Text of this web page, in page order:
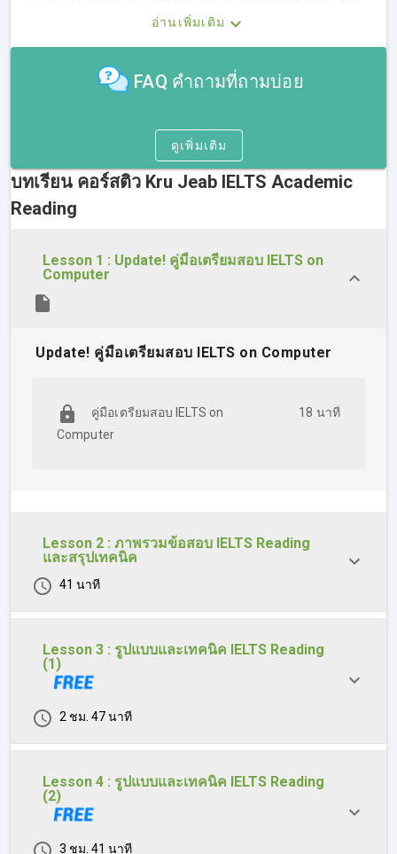
ถึงประเภทคำถาม และโจทย์ในแต่ละ Section ของข้อสอบ
หากพูดถึง IELTS Reading ถือเป็นพาร์ทที่คนสอบตกจำนวนไม่
Reading จะมี Passage ยาวๆ มาให้อ่าน ซึ่งมาพร้อมกับคำ
ศัพท์วิชาการ ทำให้ต้องใช้เวลาในการอ่านค่อนข้างนาน การ
จับใจความเป็นไปด้วยความยากลำบากสำหรับคนไทยหลายๆ
คน จึงมักจะสอบ IELTS Reading ได้คะแนนน้อยหรือต่ำกว่า
เป้าที่ต้องการ
ทั้งนี้สำหรับคนที่ประสบปัญหาการสอบ IELTS Reading ส่วน
และหาคำตอบได้อย่างแม่นยำ
ใครที่มีปัญหาได้คะแนน Reading น้อย หรือทำข้อสอบไม่ทัน
คอร์ส IELTS Reading คอร์สนี้เหมาะกับผู้ที่กำลังเตรียมสอบ
IELTS Reading ทุกคน แม้ว่าผู้เรียนจะรู้คำศัพท์วิชาการไม่
เยอะ ก็สามารถเก็บเกี่ยวได้จากคอร์สเรียนนี้ แล้วผู้เรียนจะ
เข้าใจข้อสอบ IELTS Reading มากขึ้น หากเคยสอบมาก่อน
ภาพรวมข้อสอบ Reading และประเภทคำถามในข้อสอบ
เทคนิคการทำข้อสอบ Reading และสิ่งที่ต้องระวัง
อ่านเพิ่มเติม
FAQ คำถามที่ถามบ่อย
ดูเพิ่มเติม
บทเรียน คอร์สติว Kru Jeab IELTS Academic
Reading
Lesson 1 : Update! คู่มือเตรียมสอบ IELTS on
Computer
Update! คู่มือเตรียมสอบ IELTS on Computer
คู่มือเตรียมสอบ IELTS on
Computer
18 นาที
Lesson 2 : ภาพรวมข้อสอบ IELTS Reading
และสรุปเทคนิค
41 นาที
Lesson 3 : รูปแบบและเทคนิค IELTS Reading
(1)
2 ชม. 47 นาที
Lesson 4 : รูปแบบและเทคนิค IELTS Reading
(2)
3 ชม. 41 นาที